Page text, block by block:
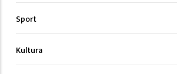
Sport
Kultura